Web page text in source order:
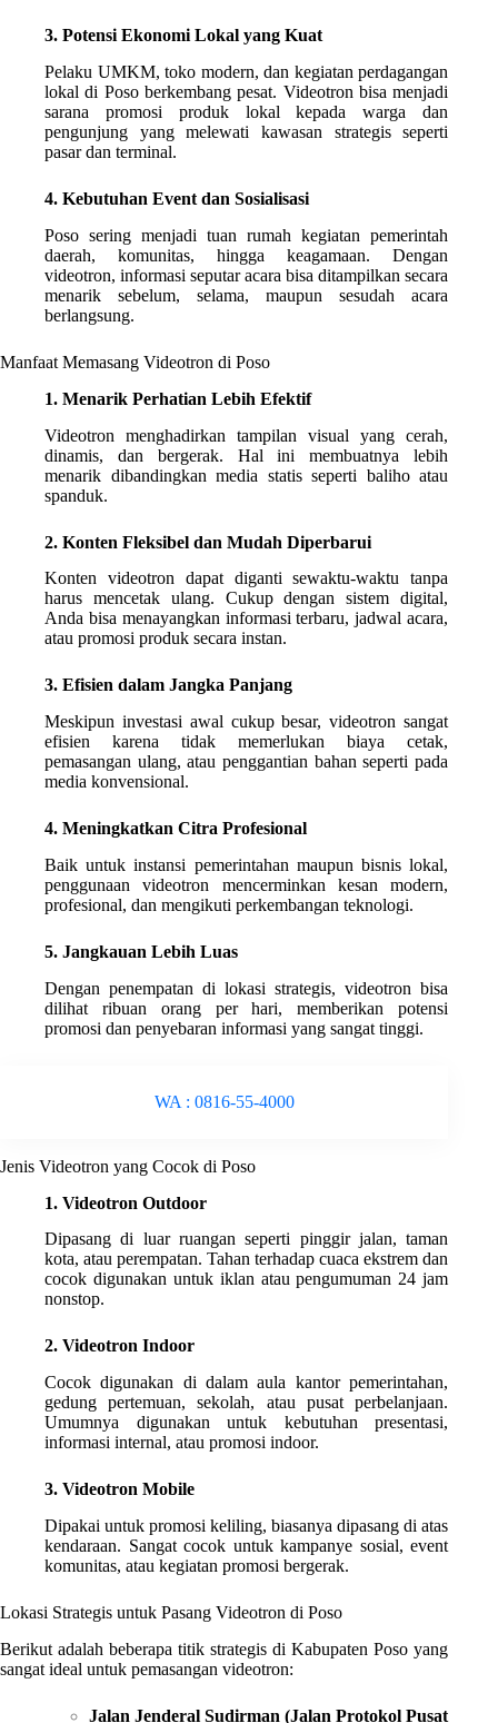
3. Potensi Ekonomi Lokal yang Kuat
Pelaku UMKM, toko modern, dan kegiatan perdagangan
lokal di Poso berkembang pesat. Videotron bisa menjadi
sarana promosi produk lokal kepada warga dan
pengunjung yang melewati kawasan strategis seperti
pasar dan terminal.
4. Kebutuhan Event dan Sosialisasi
Poso sering menjadi tuan rumah kegiatan pemerintah
daerah, komunitas, hingga keagamaan. Dengan
videotron, informasi seputar acara bisa ditampilkan secara
menarik sebelum, selama, maupun sesudah acara
berlangsung.
Manfaat Memasang Videotron di Poso
1. Menarik Perhatian Lebih Efektif
Videotron menghadirkan tampilan visual yang cerah,
dinamis, dan bergerak. Hal ini membuatnya lebih
menarik dibandingkan media statis seperti baliho atau
spanduk.
2. Konten Fleksibel dan Mudah Diperbarui
Konten videotron dapat diganti sewaktu-waktu tanpa
harus mencetak ulang. Cukup dengan sistem digital,
Anda bisa menayangkan informasi terbaru, jadwal acara,
atau promosi produk secara instan.
3. Efisien dalam Jangka Panjang
Meskipun investasi awal cukup besar, videotron sangat
efisien karena tidak memerlukan biaya cetak,
pemasangan ulang, atau penggantian bahan seperti pada
media konvensional.
4. Meningkatkan Citra Profesional
Baik untuk instansi pemerintahan maupun bisnis lokal,
penggunaan videotron mencerminkan kesan modern,
profesional, dan mengikuti perkembangan teknologi.
5. Jangkauan Lebih Luas
Dengan penempatan di lokasi strategis, videotron bisa
dilihat ribuan orang per hari, memberikan potensi
promosi dan penyebaran informasi yang sangat tinggi.
WA : 0816-55-4000
Jenis Videotron yang Cocok di Poso
1. Videotron Outdoor
Dipasang di luar ruangan seperti pinggir jalan, taman
kota, atau perempatan. Tahan terhadap cuaca ekstrem dan
cocok digunakan untuk iklan atau pengumuman 24 jam
nonstop.
2. Videotron Indoor
Cocok digunakan di dalam aula kantor pemerintahan,
gedung pertemuan, sekolah, atau pusat perbelanjaan.
Umumnya digunakan untuk kebutuhan presentasi,
informasi internal, atau promosi indoor.
3. Videotron Mobile
Dipakai untuk promosi keliling, biasanya dipasang di atas
kendaraan. Sangat cocok untuk kampanye sosial, event
komunitas, atau kegiatan promosi bergerak.
Lokasi Strategis untuk Pasang Videotron di Poso
Berikut adalah beberapa titik strategis di Kabupaten Poso yang
sangat ideal untuk pemasangan videotron:
Jalan Jenderal Sudirman (Jalan Protokol Pusat